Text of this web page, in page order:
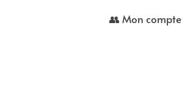
👥 Mon compte